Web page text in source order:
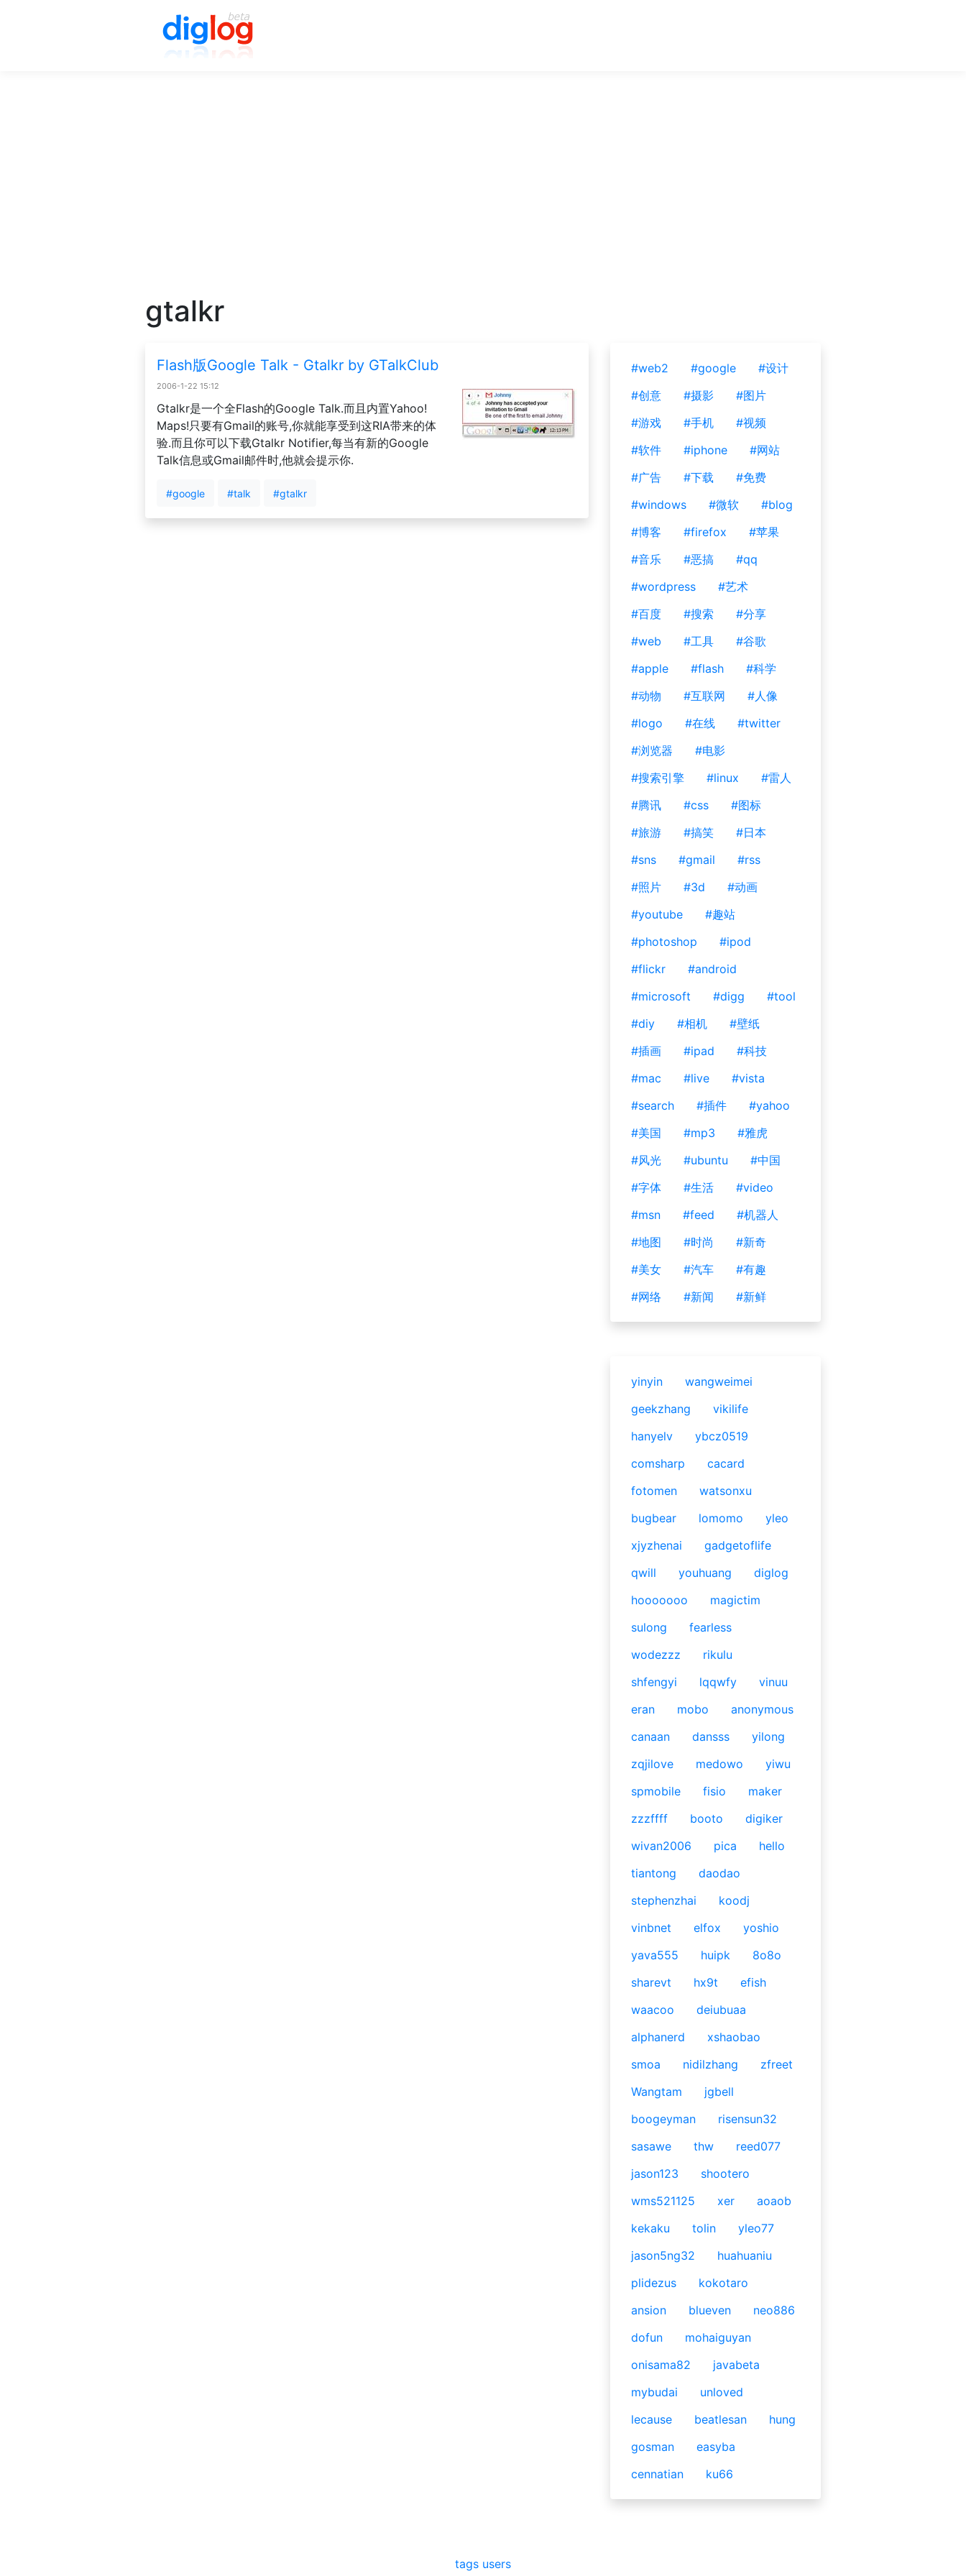
gtalkr
Flash版Google Talk - Gtalkr by GTalkClub
2006-1-22 15:12
Gtalkr是一个全Flash的Google Talk.而且内置Yahoo!
Maps!只要有Gmail的账号,你就能享受到这RIA带来的体
验.而且你可以下载Gtalkr Notifier,每当有新的Google
Talk信息或Gmail邮件时,他就会提示你.
#google #talk #gtalkr
#web2 #google
#设计
#创意
#摄影
#图片
#游戏
#手机
#视频
#软件
#iphone
#网站
#广告
#下载
#免费
#windows
#微软
#blog
#博客
#firefox
#苹果
#音乐
#恶搞
#qq
#wordpress
#艺术
#百度
#搜索
#分享
#web
#工具
#谷歌
#apple
#flash
#科学
#动物
#互联网
#人像
#logo
#在线
#twitter
#浏览器
#电影
#搜索引擎
#linux
#雷人
#腾讯
#css
#图标
#旅游
#搞笑
#日本
#sns
#gmail
#rss
#照片
#3d
#动画
#youtube
#趣站
#photoshop
#ipod
#flickr
#android
#microsoft
#digg
#tool
#diy
#相机
#壁纸
#插画
#ipad
#科技
#mac
#live
#vista
#search
#插件
#yahoo
#美国
#mp3
#雅虎
#风光
#ubuntu
#中国
#字体
#生活
#video
#msn
#feed
#机器人
#地图
#时尚
#新奇
#美女
#汽车
#有趣
#网络
#新闻 #新鲜
yinyin
wangweimei
geekzhang
vikilife
hanyelv
ybcz0519
comsharp
cacard
fotomen
watsonxu
bugbear
lomomo
yleo
xjyzhenai
gadgetoflife
qwill
youhuang
diglog
hooooooo
magictim
sulong
fearless
wodezzz
rikulu
shfengyi
lqqwfy
vinuu
eran
mobo
anonymous
canaan
dansss
yilong
zqjilove
medowo
yiwu
spmobile
fisio
maker
zzzffff
booto
digiker
wivan2006
pica
hello
tiantong
daodao
stephenzhai
koodj
vinbnet
elfox
yoshio
yava555
huipk
8o8o
sharevt
hx9t
efish
waacoo
deiubuaa
alphanerd
xshaobao
smoa
nidilzhang
zfreet
Wangtam
jgbell
boogeyman
risensun32
sasawe
thw
reed077
jason123
shootero
wms521125
xer
aoaob
kekaku
tolin
yleo77
jason5ng32
huahuaniu
plidezus
kokotaro
ansion
blueven
neo886
dofun
mohaiguyan
onisama82
javabeta
mybudai
unloved
lecause
beatlesan
hung
gosman
easyba
cennatian
ku66
tags users